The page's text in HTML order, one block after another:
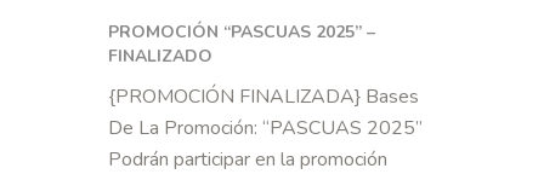
PROMOCIÓN “PASCUAS 2025” –
FINALIZADO
{PROMOCIÓN FINALIZADA} Bases
De La Promoción: “PASCUAS 2025”
Podrán participar en la promoción